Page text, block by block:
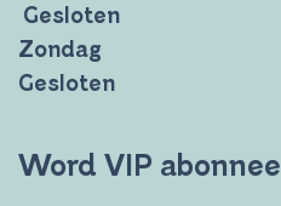
Gesloten
Zondag
Gesloten
Word VIP abonnee